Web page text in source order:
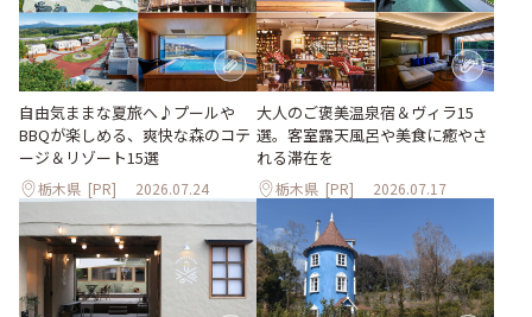
自由気ままな夏旅へ♪プールや
BBQが楽しめる、爽快な森のコテ
ージ＆リゾート15選
栃木県 [PR] 2026.07.24
大人のご褒美温泉宿＆ヴィラ15
選。客室露天風呂や美食に癒やさ
れる滞在を
栃木県 [PR] 2026.07.17